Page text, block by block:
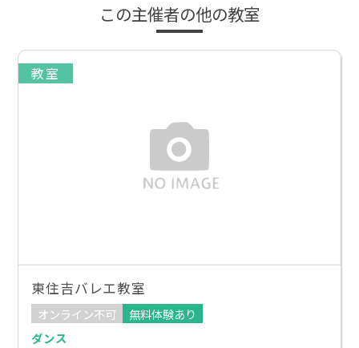
この主催者の他の教室
教室
東住吉バレエ教室
オンライン不可
無料体験あり
ダンス